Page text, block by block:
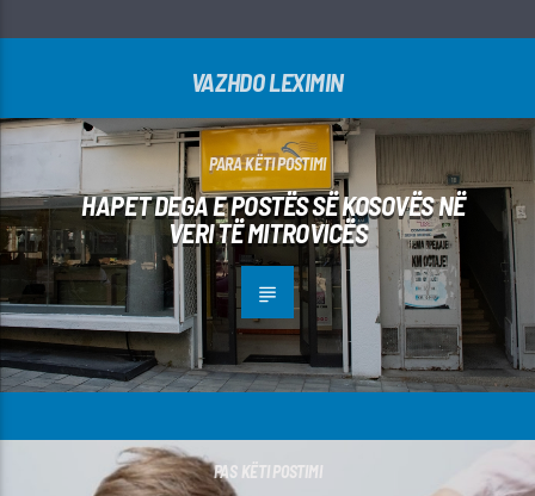
VAZHDO LEXIMIN
PARA KËTI POSTIMI
HAPET DEGA E POSTËS SË KOSOVËS NË
VERI TË MITROVICËS
PAS KËTI POSTIMI